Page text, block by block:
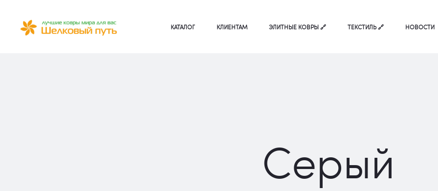
КАТАЛОГ КЛИЕНТАМ ЭЛИТНЫЕ КОВРЫ 🔗 ТЕКСТИЛЬ 🔗 НОВОСТИ
Серый